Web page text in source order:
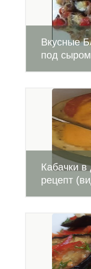
Вкусные
под
Кабачки
рецепт